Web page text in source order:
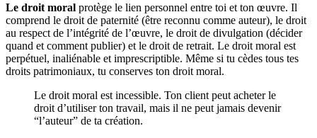
Le droit moral protège le lien personnel entre toi et ton œuvre. Il
comprend le droit de paternité (être reconnu comme auteur), le droit
au respect de l’intégrité de l’œuvre, le droit de divulgation (décider
quand et comment publier) et le droit de retrait. Le droit moral est
perpétuel, inaliénable et imprescriptible. Même si tu cèdes tous tes
droits patrimoniaux, tu conserves ton droit moral.
Le droit moral est incessible. Ton client peut acheter le
droit d’utiliser ton travail, mais il ne peut jamais devenir
“l’auteur” de ta création.